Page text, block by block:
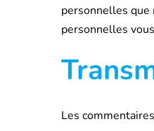
personnelles que
personnelles
Les